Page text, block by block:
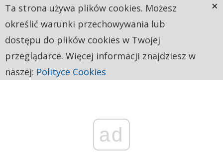
ad
Ta strona używa plików cookies. Możesz
określić warunki przechowywania lub
dostępu do plików cookies w Twojej
przeglądarce. Więcej informacji znajdziesz w
naszej: Polityce Cookies
×